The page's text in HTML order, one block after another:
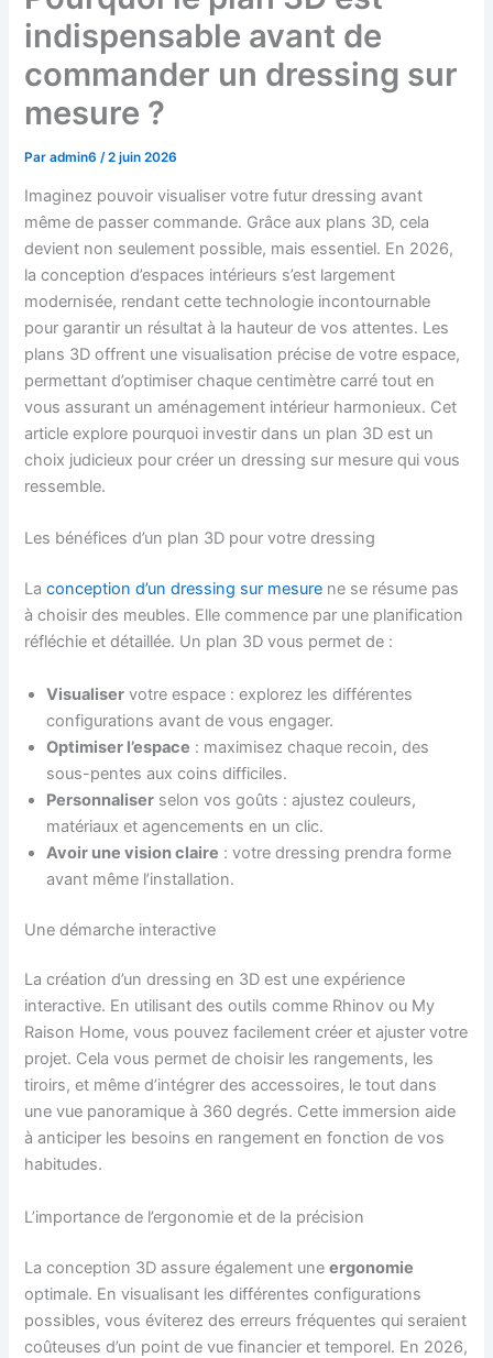
indispensable avant de
commander un dressing sur
mesure ?
Paradmin6 /2 juin 2026
Imaginez pouvoir visualiser votre futur dressing avant
même de passer commande. Grâce aux plans 3D, cela
devient non seulement possible, mais essentiel. En 2026,
la conception d’espaces intérieurs s’est largement
modernisée, rendant cette technologie incontournable
pour garantir un résultat à la hauteur de vos attentes. Les
plans 3D offrent une visualisation précise de votre espace,
permettant d’optimiser chaque centimètre carré tout en
vous assurant un aménagement intérieur harmonieux. Cet
article explore pourquoi investir dans un plan 3D est un
choix judicieux pour créer un dressing sur mesure qui vous
ressemble.
Les bénéfices d’un plan 3D pour votre dressing
Laconception d’un dressing sur mesure ne se résume pas
à choisir des meubles. Elle commence par une planification
réfléchie et détaillée. Un plan 3D vous permet de :
Visualiser votre espace : explorez les différentes
configurations avant de vous engager.
Optimiser l’espace : maximisez chaque recoin, des
sous-pentes aux coins difficiles.
Personnaliser selon vos goûts : ajustez couleurs,
matériaux et agencements en un clic.
Avoir une vision claire : votre dressing prendra forme
avant même l’installation.
Une démarche interactive
La création d’un dressing en 3D est une expérience
interactive. En utilisant des outils comme Rhinov ou My
Raison Home, vous pouvez facilement créer et ajuster votre
projet. Cela vous permet de choisir les rangements, les
tiroirs, et même d’intégrer des accessoires, le tout dans
une vue panoramique à 360 degrés. Cette immersion aide
à anticiper les besoins en rangement en fonction de vos
habitudes.
L’importance de l’ergonomie et de la précision
La conception 3D assure également uneergonomie
optimale. En visualisant les différentes configurations
possibles, vous éviterez des erreurs fréquentes qui seraient
coûteuses d’un point de vue financier et temporel. En 2026,